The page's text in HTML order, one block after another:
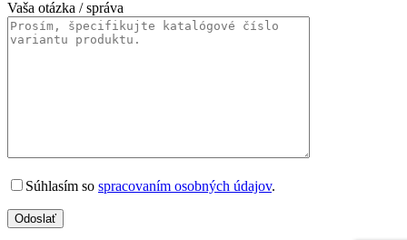
Vaša otázka / správa
Súhlasím so spracovaním osobných údajov.